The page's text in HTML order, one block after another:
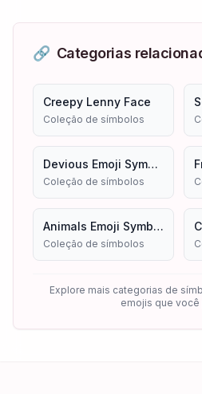
🔗 Categorias
Creepy Lenny Face
Coleção de símbolos
Devious Emoji Symbols
Coleção de símbolos
Animals Emoji Symbols
Coleção de símbolos
Explore mais categorias de
emojis que você